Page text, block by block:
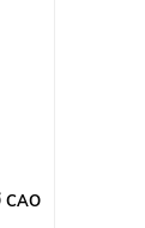
CAO